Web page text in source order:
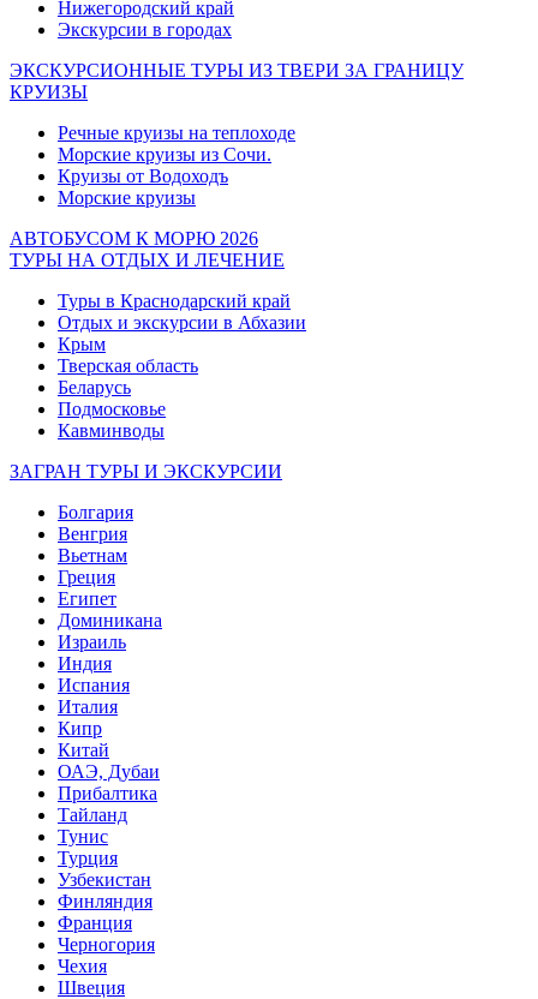
Нижегородский край
Экскурсии в городах
ЭКСКУРСИОННЫЕ ТУРЫ ИЗ ТВЕРИ ЗА ГРАНИЦУ
КРУИЗЫ
Речные круизы на теплоходе
Морские круизы из Сочи.
Круизы от Водоходъ
Морские круизы
АВТОБУСОМ К МОРЮ 2026
ТУРЫ НА ОТДЫХ И ЛЕЧЕНИЕ
Туры в Краснодарский край
Отдых и экскурсии в Абхазии
Крым
Тверская область
Беларусь
Подмосковье
Кавминводы
ЗАГРАН ТУРЫ И ЭКСКУРСИИ
Болгария
Венгрия
Вьетнам
Греция
Египет
Доминикана
Израиль
Индия
Испания
Италия
Кипр
Китай
ОАЭ, Дубаи
Прибалтика
Тайланд
Тунис
Турция
Узбекистан
Финляндия
Франция
Черногория
Чехия
Швеция